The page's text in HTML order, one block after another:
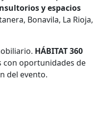
y espacios
Bonavila, La Rioja,
HÁBITAT 360
con oportunidades de
del evento.